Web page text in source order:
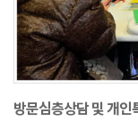
방문심층상담 및 개